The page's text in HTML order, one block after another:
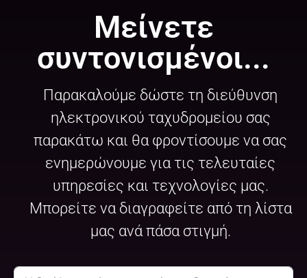
Μείνετε
συντονισμένοι...
Παρακαλούμε δώστε τη διεύθυνση
ηλεκτρονικού ταχυδρομείου σας
παρακάτω και θα φροντίσουμε να σας
ενημερώνουμε για τις τελευταίες
υπηρεσίες και τεχνολογίες μας.
Μπορείτε να διαγραφείτε από τη λίστα
μας ανά πάσα στιγμή.